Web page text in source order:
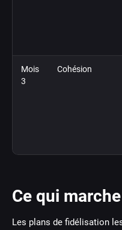
Mois
3
Cohésion
Ce qui
Les plans de fidélisation